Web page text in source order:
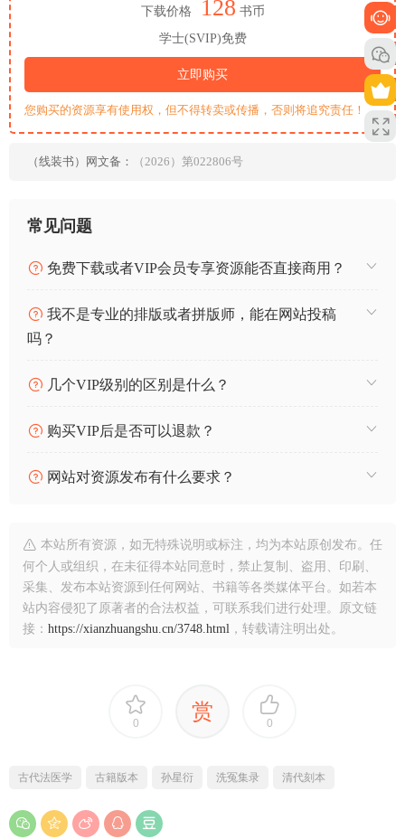
下载价格 128 书币
学士(SVIP)免费
立即购买
您购买的资源享有使用权，但不得转卖或传播，否则将追究责任！
（线装书）网文备： （2026）第022806号
常见问题
免费下载或者VIP会员专享资源能否直接商用？
我不是专业的排版或者拼版师，能在网站投稿
吗？
几个VIP级别的区别是什么？
购买VIP后是否可以退款？
网站对资源发布有什么要求？
本站所有资源，如无特殊说明或标注，均为本站原创发布。任
何个人或组织，在未征得本站同意时，禁止复制、盗用、印刷、
采集、发布本站资源到任何网站、书籍等各类媒体平台。如若本
站内容侵犯了原著者的合法权益，可联系我们进行处理。原文链
接： https://xianzhuangshu.cn/3748.html ，转载请注明出处。
0 赏 0
古代法医学 古籍版本 孙星衍 洗冤集录 清代刻本